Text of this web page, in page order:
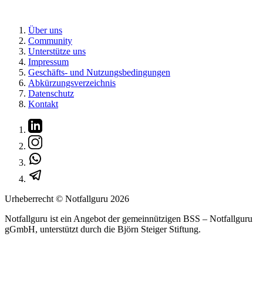
Über uns
Community
Unterstütze uns
Impressum
Geschäfts- und Nutzungsbedingungen
Abkürzungsverzeichnis
Datenschutz
Kontakt
Urheberrecht © Notfallguru 2026
Notfallguru ist ein Angebot der gemeinnützigen BSS – Notfallguru
gGmbH, unterstützt durch die Björn Steiger Stiftung.